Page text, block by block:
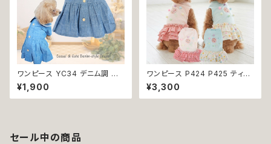
ワンピース YC34 デニム調 紺
レース シンプル 女の子 春 夏
犬 犬服 小型 猫 服 洋服 ペット
dog ドッグウェア おしゃれ かわ
¥1,900
ワンピース P424 P425 ティア
ード ドット 水玉 ハンドメイド ド
ッグウェア 春夏 ドッグウエア ド
ッグ ウェア 犬 猫 ペット 服 犬服
¥3,300
セール中の商品